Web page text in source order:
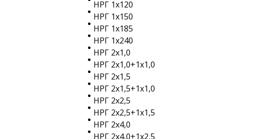
НРГ 1х120
НРГ 1х150
НРГ 1х185
НРГ 1х240
НРГ 2х1,0
НРГ 2х1,0+1х1,0
НРГ 2х1,5
НРГ 2х1,5+1х1,0
НРГ 2х2,5
НРГ 2х2,5+1х1,5
НРГ 2х4,0
НРГ 2х4,0+1х2,5